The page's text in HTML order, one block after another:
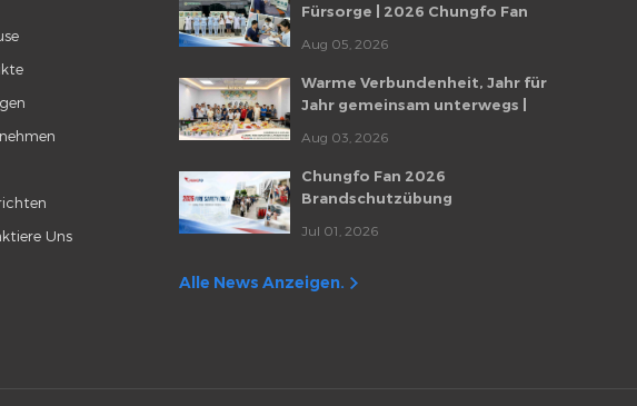
Uns
Fürsorge | 2026 Chungfo Fan
Veranstaltung
Aug 05, 2026
Warme Verbundenheit, Jahr für
Jahr gemeinsam unterwegs |
Geburtstagsfeier von Chungfo Fan
Aug 03, 2026
Chungfo Fan 2026
Brandschutzübung
Jul 01, 2026
Alle News Anzeigen.